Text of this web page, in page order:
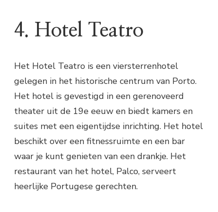
4. Hotel Teatro
Het Hotel Teatro is een viersterrenhotel
gelegen in het historische centrum van Porto.
Het hotel is gevestigd in een gerenoveerd
theater uit de 19e eeuw en biedt kamers en
suites met een eigentijdse inrichting. Het hotel
beschikt over een fitnessruimte en een bar
waar je kunt genieten van een drankje. Het
restaurant van het hotel, Palco, serveert
heerlijke Portugese gerechten.